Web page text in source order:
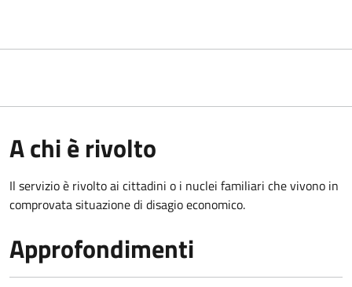
A chi è rivolto
Il servizio è rivolto ai cittadini o i nuclei familiari che vivono in
comprovata situazione di disagio economico.
Approfondimenti